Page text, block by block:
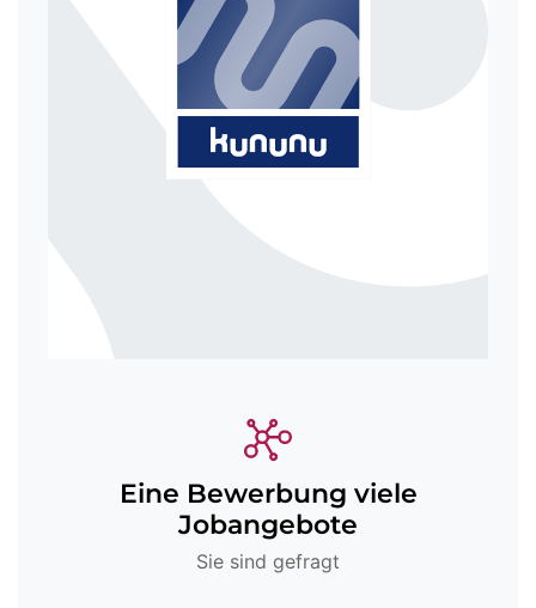
Eine Bewerbung viele
Jobangebote
Sie sind gefragt